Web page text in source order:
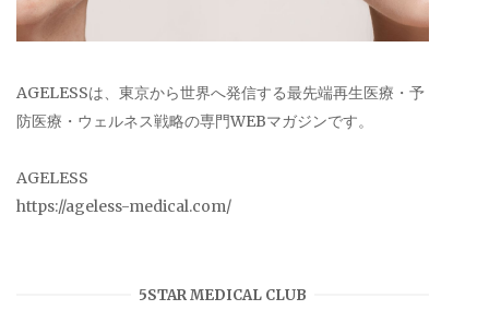
AGELESSは、東京から世界へ発信する最先端再生医療・予
防医療・ウェルネス戦略の専門WEBマガジンです。
AGELESS
https://ageless-medical.com/
5STAR MEDICAL CLUB